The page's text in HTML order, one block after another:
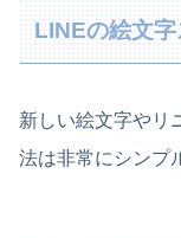
LINEの絵文
新しい絵文字やリ
法は非常にシンプ